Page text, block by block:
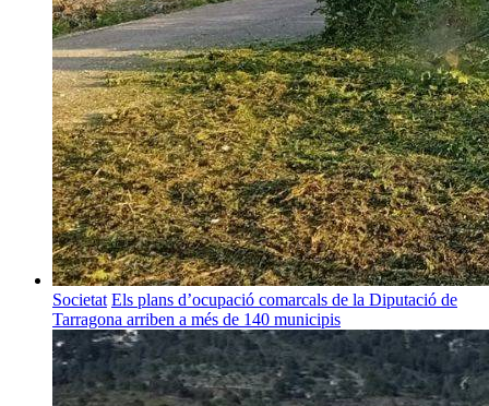
Societat Els plans d’ocupació comarcals de la Diputació de
Tarragona arriben a més de 140 municipis